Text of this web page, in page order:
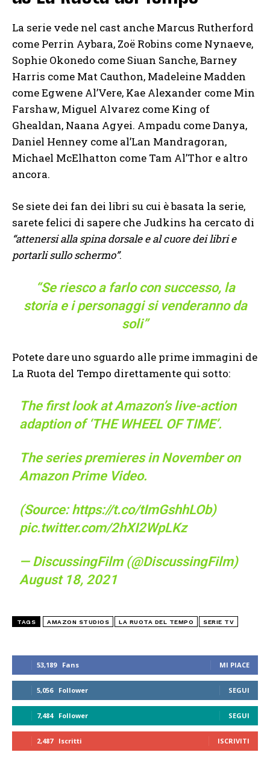
53,189 Fans MI PIACE
5,056 Follower SEGUI
7,484 Follower SEGUI
2,487 Iscritti ISCRIVITI
La serie vede nel cast anche Marcus Rutherford
come Perrin Aybara, Zoë Robins come Nynaeve,
Sophie Okonedo come Siuan Sanche, Barney
Harris come Mat Cauthon, Madeleine Madden
come Egwene Al’Vere, Kae Alexander come Min
Farshaw, Miguel Alvarez come King of
Ghealdan, Naana Agyei. Ampadu come Danya,
Daniel Henney come al’Lan Mandragoran,
Michael McElhatton come Tam Al’Thor e altro
ancora.
Se siete dei fan dei libri su cui è basata la serie,
sarete felici di sapere che Judkins ha cercato di
“attenersi alla spina dorsale e al cuore dei libri e
portarli sullo schermo”.
“Se riesco a farlo con successo, la
storia e i personaggi si venderanno da
soli”
Potete dare uno sguardo alle prime immagini de
La Ruota del Tempo direttamente qui sotto:
The first look at Amazon’s live-action
adaption of ‘THE WHEEL OF TIME’.
The series premieres in November on
Amazon Prime Video.
(Source:https://t.co/tImGshhLOb)
pic.twitter.com/2hXI2WpLKz
— DiscussingFilm (@DiscussingFilm)
August 18, 2021
TAGS AMAZON STUDIOS LA RUOTA DEL TEMPO SERIE TV